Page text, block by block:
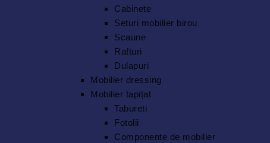
Cabinete
Seturi mobilier birou
Scaune
Rafturi
Dulapuri
Mobilier dressing
Mobilier tapițat
Tabureti
Fotolii
Componente de mobilier